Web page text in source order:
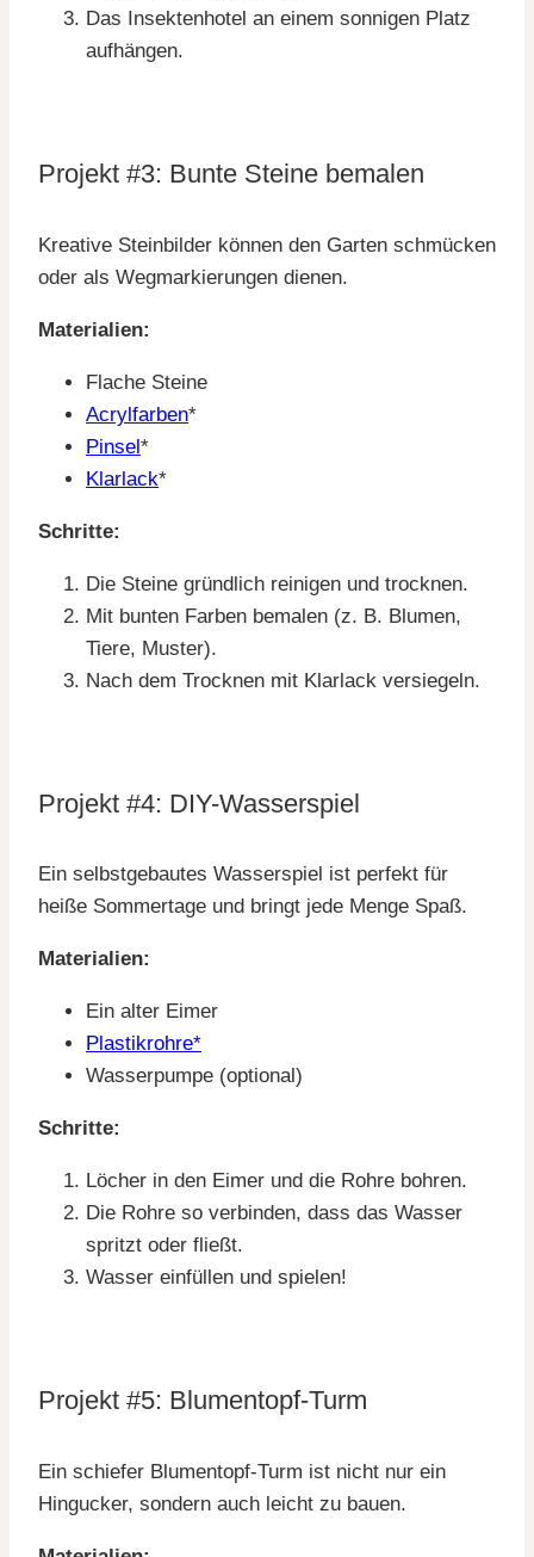
Das Insektenhotel an einem sonnigen Platz
aufhängen.
Projekt #3: Bunte Steine bemalen
Kreative Steinbilder können den Garten schmücken
oder als Wegmarkierungen dienen.
Materialien:
Flache Steine
Acrylfarben*
Pinsel*
Klarlack*
Schritte:
Die Steine gründlich reinigen und trocknen.
Mit bunten Farben bemalen (z. B. Blumen,
Tiere, Muster).
Nach dem Trocknen mit Klarlack versiegeln.
Projekt #4: DIY-Wasserspiel
Ein selbstgebautes Wasserspiel ist perfekt für
heiße Sommertage und bringt jede Menge Spaß.
Materialien:
Ein alter Eimer
Plastikrohre*
Wasserpumpe (optional)
Schritte:
Löcher in den Eimer und die Rohre bohren.
Die Rohre so verbinden, dass das Wasser
spritzt oder fließt.
Wasser einfüllen und spielen!
Projekt #5: Blumentopf-Turm
Ein schiefer Blumentopf-Turm ist nicht nur ein
Hingucker, sondern auch leicht zu bauen.